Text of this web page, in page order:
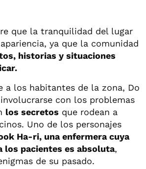
que la tranquilidad del lugar
ya que la comunidad
historias y situaciones
a los habitantes de la zona, Do
con los problemas
los secretos que rodean a
Uno de los personajes
Ha-ri, una enfermera cuya
los pacientes es absoluta,
de su pasado.